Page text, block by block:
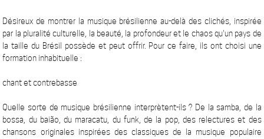
Désireux de montrer la musique brésilienne au-delà des clichés, inspirée
par la pluralité culturelle, la beauté, la profondeur et le chaos qu'un pays de
la taille du Brésil possède et peut offrir. Pour ce faire, ils ont choisi une
formation inhabituelle :
chant et contrebasse
Quelle sorte de musique brésilienne interprètent-ils ? De la samba, de la
bossa, du baião, du maracatu, du funk, de la pop, des relectures et des
chansons originales inspirées des classiques de la musique populaire